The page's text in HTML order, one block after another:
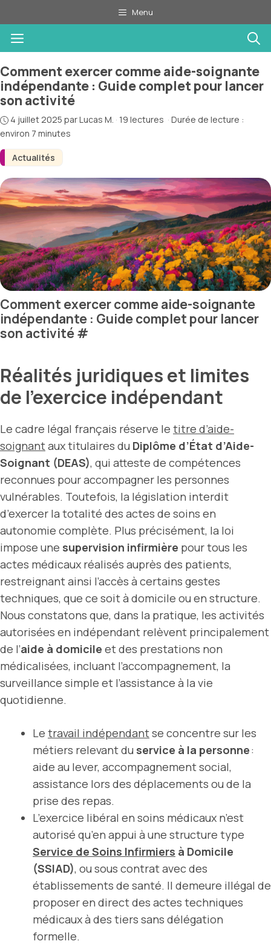
au
contenu
Menu
Menu
Actualités
Comment exercer comme aide-soignante
indépendante : Guide complet pour lancer
son activité
4 juillet 2025 parLucas M. · 19 lectures · Durée de lecture :
environ 7 minutes
Comment exercer comme aide-soignante
indépendante : Guide complet pour lancer
son activité#
Réalités juridiques et limites
de l’exercice indépendant
Le cadre légal français réserve le titre d’aide-
soignantaux titulaires du Diplôme d’État d’Aide-
Soignant (DEAS), qui atteste de compétences
reconnues pour accompagner les personnes
vulnérables. Toutefois, la législation interdit
d’exercer la totalité des actes de soins en
autonomie complète. Plus précisément, la loi
impose une supervision infirmière pour tous les
actes médicaux réalisés auprès des patients,
restreignant ainsi l’accès à certains gestes
techniques, que ce soit à domicile ou en structure.
Nous constatons que, dans la pratique, les activités
autorisées en indépendant relèvent principalement
de l’aide à domicile et des prestations non
médicalisées, incluant l’accompagnement, la
surveillance simple et l’assistance à la vie
quotidienne.
Le travail indépendantse concentre sur les
métiers relevant du service à la personne:
aide au lever, accompagnement social,
assistance lors des déplacements ou de la
prise des repas.
L’exercice libéral en soins médicaux n’est
autorisé qu’en appui à une structure type
Service de Soins Infirmiers à Domicile
(SSIAD), ou sous contrat avec des
établissements de santé. Il demeure illégal de
proposer en direct des actes techniques
médicaux à des tiers sans délégation
formelle.